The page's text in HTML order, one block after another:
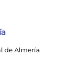
de Almería